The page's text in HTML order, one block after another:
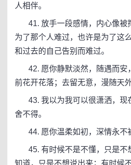
人相伴。
41. 放手一段感情，内心像被
为了那个人难过，也许是为了这
和过去的自己告别而难过。
42. 愿你静默淡然，随遇而安
前花开花落；去留无意，漫随天
43. 我以为我可以很潇洒，现
舍不得。
44. 愿你温柔如初，深情永不
45. 有时候不是不懂，只是不
知道，只是不想说出来；有时候